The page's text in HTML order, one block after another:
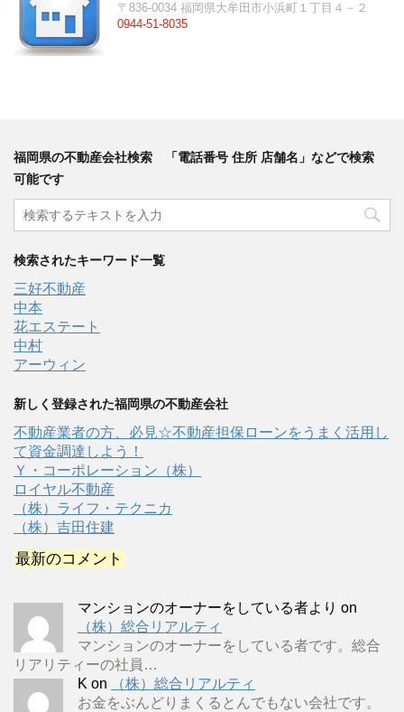
〒836-0034 福岡県大牟田市小浜町１丁目４－２
0944-51-8035
福岡県の不動産会社検索 「電話番号 住所 店舗名」などで検索
可能です
検索されたキーワード一覧
三好不動産
中本
花エステート
中村
アーウィン
新しく登録された福岡県の不動産会社
不動産業者の方、必見☆不動産担保ローンをうまく活用し
て資金調達しよう！
Ｙ・コーポレーション（株）
ロイヤル不動産
（株）ライフ・テクニカ
（株）吉田住建
最新のコメント
マンションのオーナーをしている者より on
（株）総合リアルティ
マンションのオーナーをしている者です。総合
リアリティーの社員…
K on
（株）総合リアルティ
お金をぶんどりまくるとんでもない会社です。